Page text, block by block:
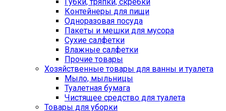
Губки, тряпки, скребки
Контейнеры для пищи
Одноразовая посуда
Пакеты и мешки для мусора
Сухие салфетки
Влажные салфетки
Прочие товары
Хозяйственные товары для ванны и туалета
Мыло, мыльницы
Туалетная бумага
Чистящее средство для туалета
Товары для уборки